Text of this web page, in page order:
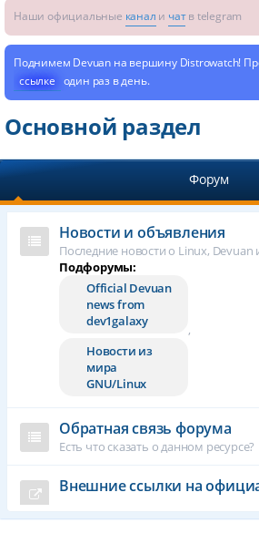
Наши официальные канал и чатв telegram
Поднимем Devuan на вершину Distrowatch!
ссылке один раз в день.
Основной раздел
Форум
Новости и объявления
Последние новости о Linux,
Подфорумы:
Official Devuan
news from
dev1galaxy
,
Новости из
мира
GNU/Linux
Обратная связь форума
Есть что сказать о данном ресурсе?
Внешние ссылки на